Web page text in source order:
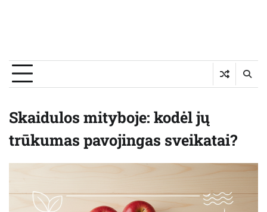
Skaidulos mityboje: kodėl jų
trūkumas pavojingas sveikatai?